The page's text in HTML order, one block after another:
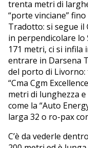
trenta metri di
“porte vinciane”
Tradotto: si segue il
in perpendicolare
171 metri, ci si infila
entrare in Darsena
del porto di
“Cma Cgm
metri di lunghezza
come la “Auto
larga 32 o ro-pax
C’è da vederle